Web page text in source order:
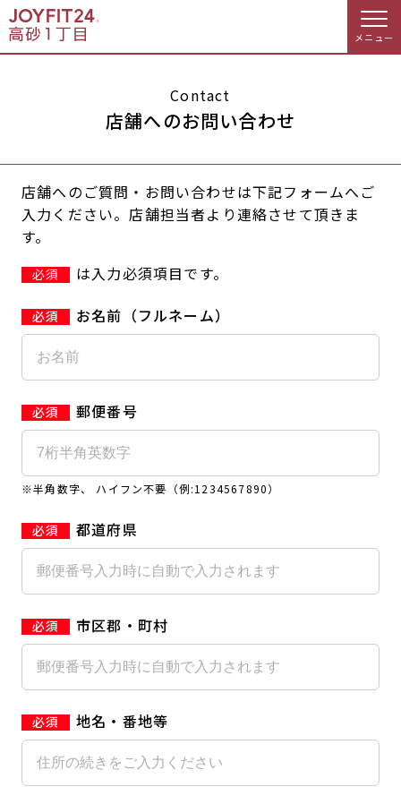
メニュー
会員の方へトップ
会員様へのお知らせ
休会お手続き
アクセス 店舗情報・サービス
よくあるご質問 店舗へのお問い合わせ
入会するトップ
Appで入会手続き料金・サービス等詳しく見る
入会を悩まれている方へトップ
キャンペーン
JOYFIT24
JOYFIT+ 店舗を探す
Contact
店舗へのお問い合わせ
店舗へのご質問・お問い合わせは下記フォームへご
入力ください。店舗担当者より連絡させて頂きま
す。
必須
は入力必須項目です。
お名前（フルネーム）
郵便番号
※半角数字、 ハイフン不要（例:1234567890）
都道府県
市区郡・町村
地名・番地等